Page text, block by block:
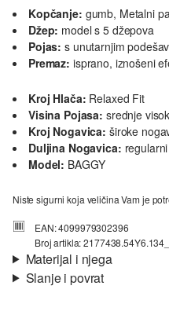
Kopčanje: gumb, Metalni
Džep: model s 5 džepova
Pojas: s unutarnjim
Premaz: isprano, iznošeni
Kroj Hlača: Relaxed Fit
Visina Pojasa: srednje
Kroj Nogavica: široke
Duljina Nogavica:
Model: BAGGY
Niste sigurni koja veličina Vam je
EAN: 4099979302396
Broj artikla:
Materijal i njega
Slanje i povrat